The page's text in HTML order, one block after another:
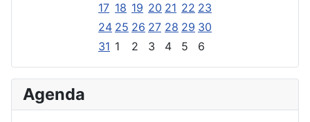
17 18 19 20 21 22 23
24 25 26 27 28 29 30
31 1 2 3 4 5 6
Agenda